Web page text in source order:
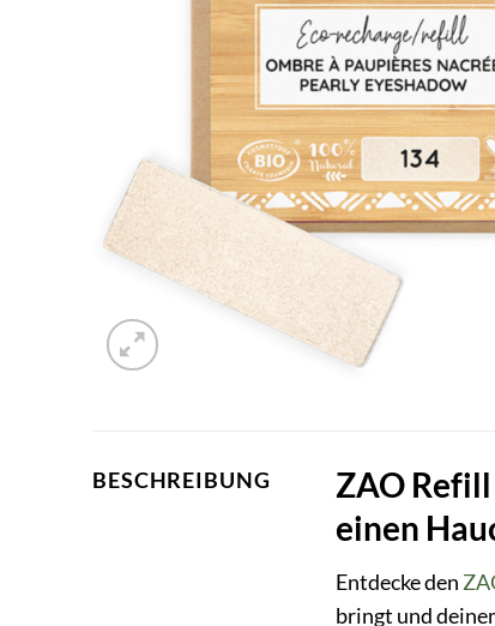
BESCHREIBUNG
ZAO
einen
Entdecke den
bringt und